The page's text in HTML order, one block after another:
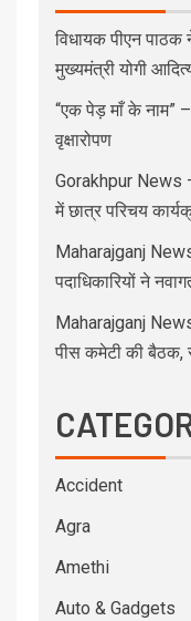
विधायक पीएन
मुख्यमंत्री योगी
“एक पेड़ माँ के नाम”
वृक्षारोपण
Gorakhpur News
में छात्र परिचय
Maharajganj
पदाधिकारियों ने
Maharajganj
पीस कमेटी की बैठक,
Accident
Agra
Amethi
Auto & Gadgets